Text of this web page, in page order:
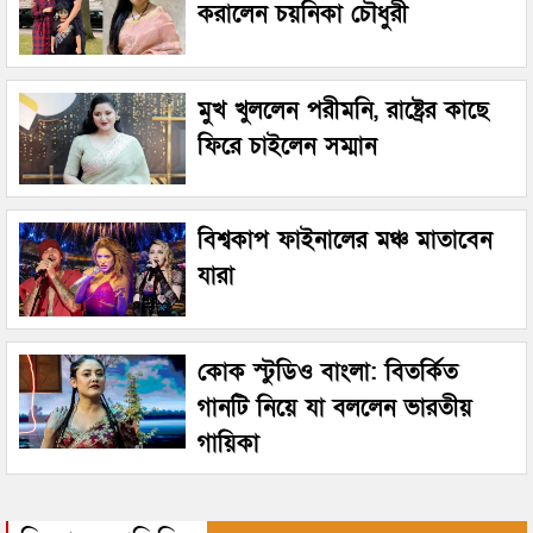
করালেন চয়নিকা চৌধুরী
মুখ খুললেন পরীমনি, রাষ্ট্রের কাছে
ফিরে চাইলেন সম্মান
বিশ্বকাপ ফাইনালের মঞ্চ মাতাবেন
যারা
কোক স্টুডিও বাংলা: বিতর্কিত
গানটি নিয়ে যা বললেন ভারতীয়
গায়িকা